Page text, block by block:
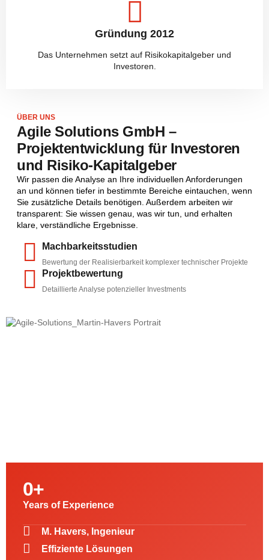
Gründung 2012
Das Unternehmen setzt auf Risikokapitalgeber und
Investoren.
ÜBER UNS
Agile Solutions GmbH –
Projektentwicklung für Investoren
und Risiko-Kapitalgeber
Wir passen die Analyse an Ihre individuellen Anforderungen
an und können tiefer in bestimmte Bereiche eintauchen, wenn
Sie zusätzliche Details benötigen. Außerdem arbeiten wir
transparent: Sie wissen genau, was wir tun, und erhalten
klare, verständliche Ergebnisse.
Machbarkeitsstudien
Bewertung der Realisierbarkeit komplexer technischer Projekte
Projektbewertung
Detaillierte Analyse potenzieller Investments
Years of Experience
0+
M. Havers, Ingenieur
Effiziente Lösungen